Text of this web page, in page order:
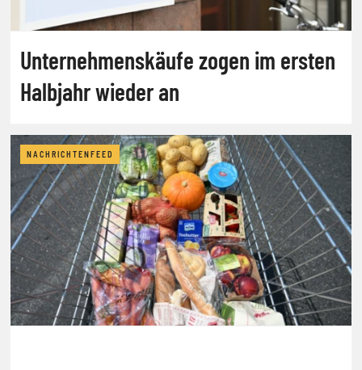
Unternehmenskäufe zogen im ersten
Halbjahr wieder an
NACHRICHTENFEED